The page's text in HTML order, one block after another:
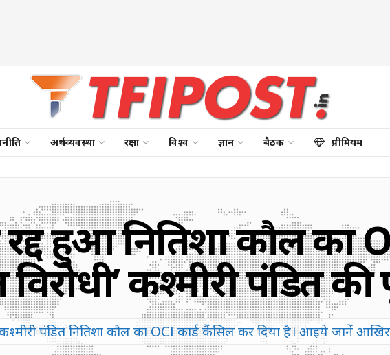
अर्थव्यवस्था रक्षा विश्व ज्ञान बैठक प्रीमियम
हुआ नितिशा कौल का
विरोधी’ कश्मीरी पंडित
कश्मीरी पंडित नितिशा कौल का OCI कार्ड कैंसिल कर दिया है। आइये जानें